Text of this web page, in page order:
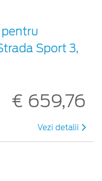
Sport 3,
€ 659,76
Vezi detalii